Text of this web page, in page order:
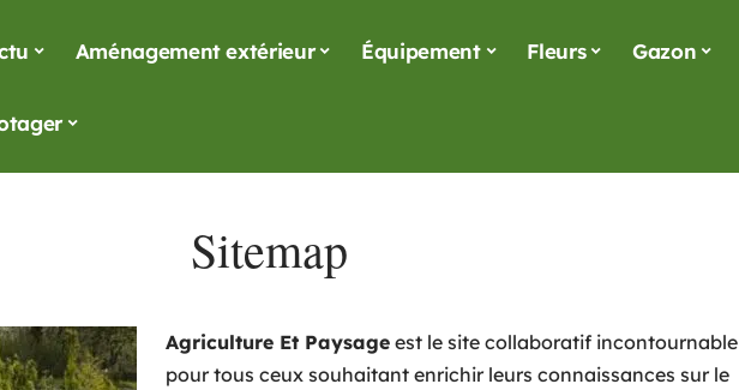
Aménagement extérieur Équipement Fleurs Gazon
Sitemap
Agriculture Et Paysage est le site collaboratif incontournable
pour tous ceux souhaitant enrichir leurs connaissances sur le